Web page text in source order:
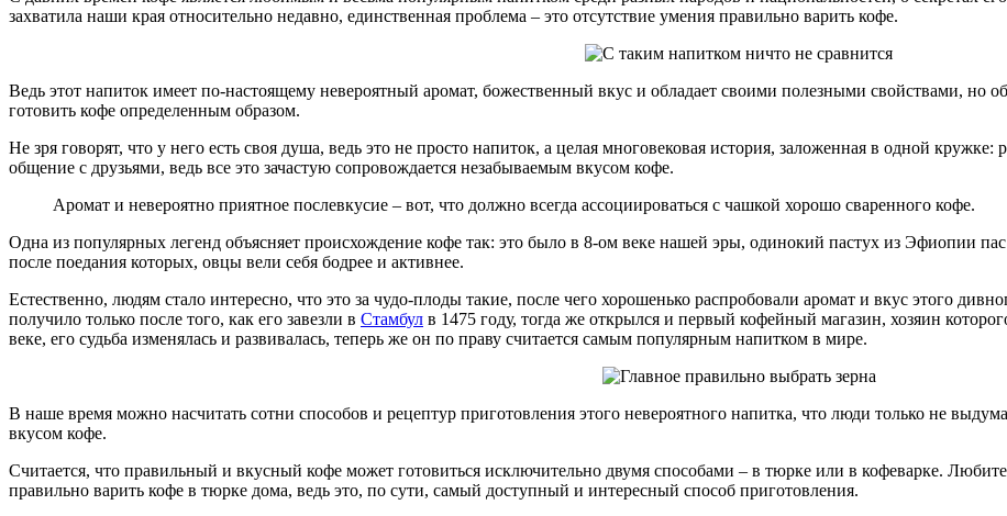
захватила наши края относительно недавно, единственная проблема – это отсутствие умения правильно варить кофе.
Ведь этот напиток имеет по-настоящему невероятный аромат, божественный вкус и обладает своими полезными свойствами, но
готовить кофе определенным образом.
Не зря говорят, что у него есть своя душа, ведь это не просто напиток, а целая многовековая история, заложенная в одной
общение с друзьями, ведь все это зачастую сопровождается незабываемым вкусом кофе.
Аромат и невероятно приятное послевкусие – вот, что должно всегда ассоциироваться с чашкой хорошо сваренного кофе.
Одна из популярных легенд объясняет происхождение кофе так: это было в 8-ом веке нашей эры, одинокий пастух из Эфиопии пас
после поедания которых, овцы вели себя бодрее и активнее.
Естественно, людям стало интересно, что это за чудо-плоды такие, после чего хорошенько распробовали аромат и вкус этого
получило только после того, как его завезли в Стамбул в 1475 году, тогда же открылся и первый кофейный магазин, хозяин
веке, его судьба изменялась и развивалась, теперь же он по праву считается самым популярным напитком в мире.
В наше время можно насчитать сотни способов и рецептур приготовления этого невероятного напитка, что люди только не
вкусом кофе.
Считается, что правильный и вкусный кофе может готовиться исключительно двумя способами – в тюрке или в кофеварке.
правильно варить кофе в тюрке дома, ведь это, по сути, самый доступный и интересный способ приготовления.